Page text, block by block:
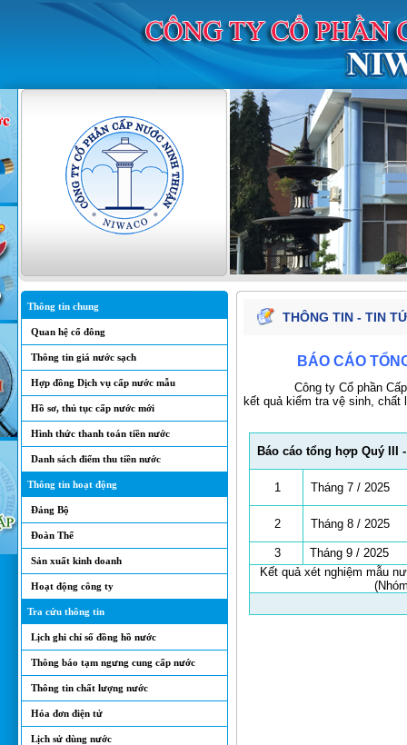
Thông tin chung
Quan hệ cổ đông
Thông tin giá nước sạch
Hợp đồng Dịch vụ cấp nước mẫu
Hồ sơ, thủ tục cấp nước mới
Hình thức thanh toán tiền nước
Danh sách điểm thu tiền nước
Thông tin hoạt động
Đảng Bộ
Đoàn Thể
Sản xuất kinh doanh
Hoạt động công ty
Tra cứu thông tin
Lịch ghi chỉ số đồng hồ nước
Thông báo tạm ngưng cung cấp nước
Thông tin chất lượng nước
Hóa đơn điện tử
Lịch sử dùng nước
THÔNG TIN - TIN
BÁO CÁO
Công ty Cổ phần Cấp
kết quả kiểm tra vệ sinh,
Báo cáo tổng hợp Quý III -
1 Tháng 7 / 2025
2 Tháng 8 / 2025
3
Tháng 9 / 2025
Kết quả xét nghiệm mẫu